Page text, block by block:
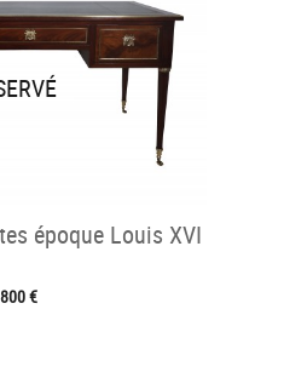
époque Louis XVI
€